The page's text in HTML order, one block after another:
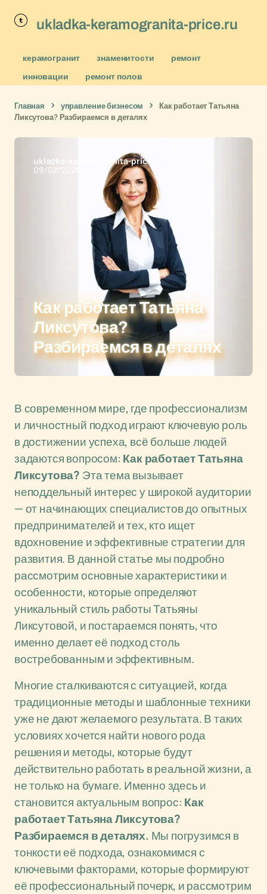
ukladka-keramogranita-price.ru
керамогранит знаменитости
ремонт
инновации
ремонт полов
Главная управление бизнесом
Как работает Татьяна
Ликсутова? Разбираемся в деталях
ukladka-keramogranita-price.ru
09/02/2026
Как работает Татьяна
Ликсутова?
Разбираемся в деталях
В современном мире, где профессионализм
и личностный подход играют ключевую роль
в достижении успеха, всё больше людей
задаются вопросом: Как работает Татьяна
Ликсутова? Эта тема вызывает
неподдельный интерес у широкой аудитории
— от начинающих специалистов до опытных
предпринимателей и тех, кто ищет
вдохновение и эффективные стратегии для
развития. В данной статье мы подробно
рассмотрим основные характеристики и
особенности, которые определяют
уникальный стиль работы Татьяны
Ликсутовой, и постараемся понять, что
именно делает её подход столь
востребованным и эффективным.
Многие сталкиваются с ситуацией, когда
традиционные методы и шаблонные техники
уже не дают желаемого результата. В таких
условиях хочется найти нового рода
решения и методы, которые будут
действительно работать в реальной жизни, а
не только на бумаге. Именно здесь и
становится актуальным вопрос: Как
работает Татьяна Ликсутова?
Разбираемся в деталях. Мы погрузимся в
тонкости её подхода, ознакомимся с
ключевыми факторами, которые формируют
её профессиональный почерк, и рассмотрим